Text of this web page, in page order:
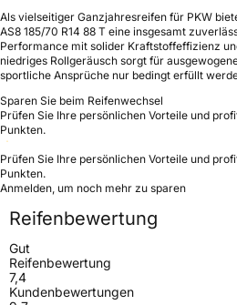
Als vielseitiger Ganzjahresreifen für PKW
AS8 185/70 R14 88 T eine insgesamt
Performance mit solider Kraftstoffeffizienz
niedriges Rollgeräusch sorgt für
sportliche Ansprüche nur bedingt erfüllt
Sparen Sie beim Reifenwechsel
Prüfen Sie Ihre persönlichen Vorteile und
Punkten.
Prüfen Sie Ihre persönlichen Vorteile und
Punkten.
Anmelden, um noch mehr zu sparen
Reifenbewertung
Gut
Reifenbewertung
7,4
Kundenbewertungen